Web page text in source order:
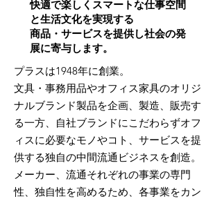
快適で楽しくスマートな仕事空間
と生活文化を実現する
商品・サービスを提供し社会の発
展に寄与します。
プラスは1948年に創業。
文具・事務用品やオフィス家具のオリジ
ナルブランド製品を企画、製造、販売す
る一方、自社ブランドにこだわらずオフ
ィスに必要なモノやコト、サービスを提
供する独自の中間流通ビジネスを創造。
メーカー、流通それぞれの事業の専門
性、独自性を高めるため、各事業をカン